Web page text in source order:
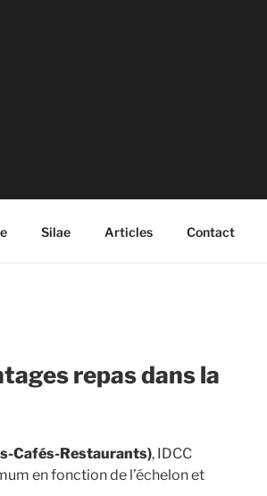
Silae Articles Contact
repas dans la
Cafés-Restaurants), IDCC
en fonction de l’échelon et